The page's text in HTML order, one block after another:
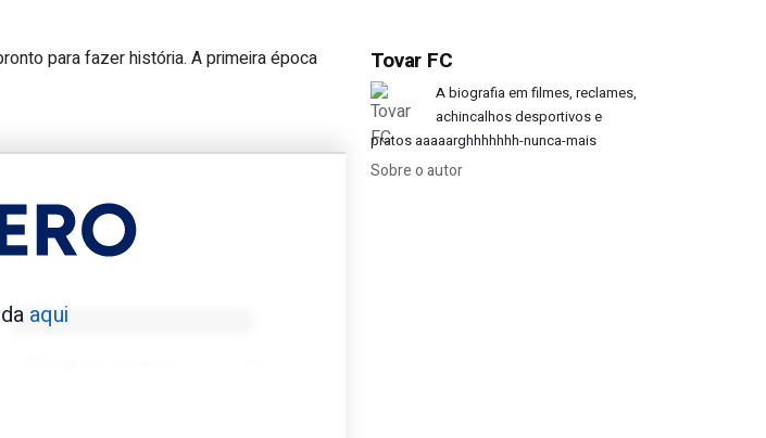
marcar um golo em 18 jogos seguidos?
para fazer história. A primeira época
aqui
Tovar FC
A biografia em filmes, reclames,
achincalhos desportivos e
pratos aaaaarghhhhhhh-nunca-mais
Sobre o autor